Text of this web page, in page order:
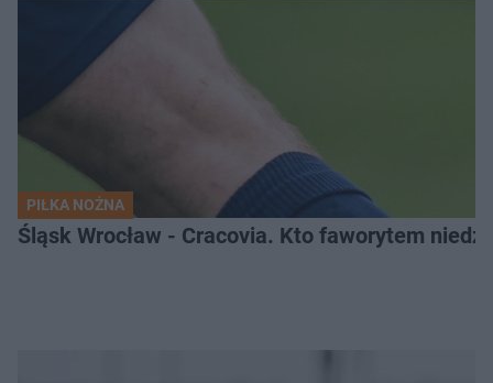
PIŁKA NOŻNA
Śląsk Wrocław - Cracovia. Kto faworytem